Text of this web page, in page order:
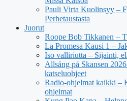
Pauli Virta Kuolinsyy –
Perhetaustasta
Juorut
Roope Bob Tikkanen –
La Promesa Kausi 1 –
Iso valliriutta – Sijainti,
Allsång på Skansen
katseluohjeet
Radio-ohjelmat kaikki –
ohjelmat